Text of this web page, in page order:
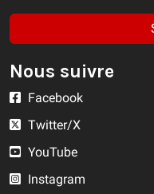
Nous suivre
Facebook
Twitter/X
YouTube
Instagram